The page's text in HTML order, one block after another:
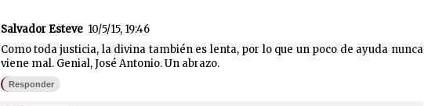
Salvador Esteve 10/5/15, 19:46
Como toda justicia, la divina también es lenta, por lo que un poco de ayuda nunca
viene mal. Genial, José Antonio. Un abrazo.
Responder